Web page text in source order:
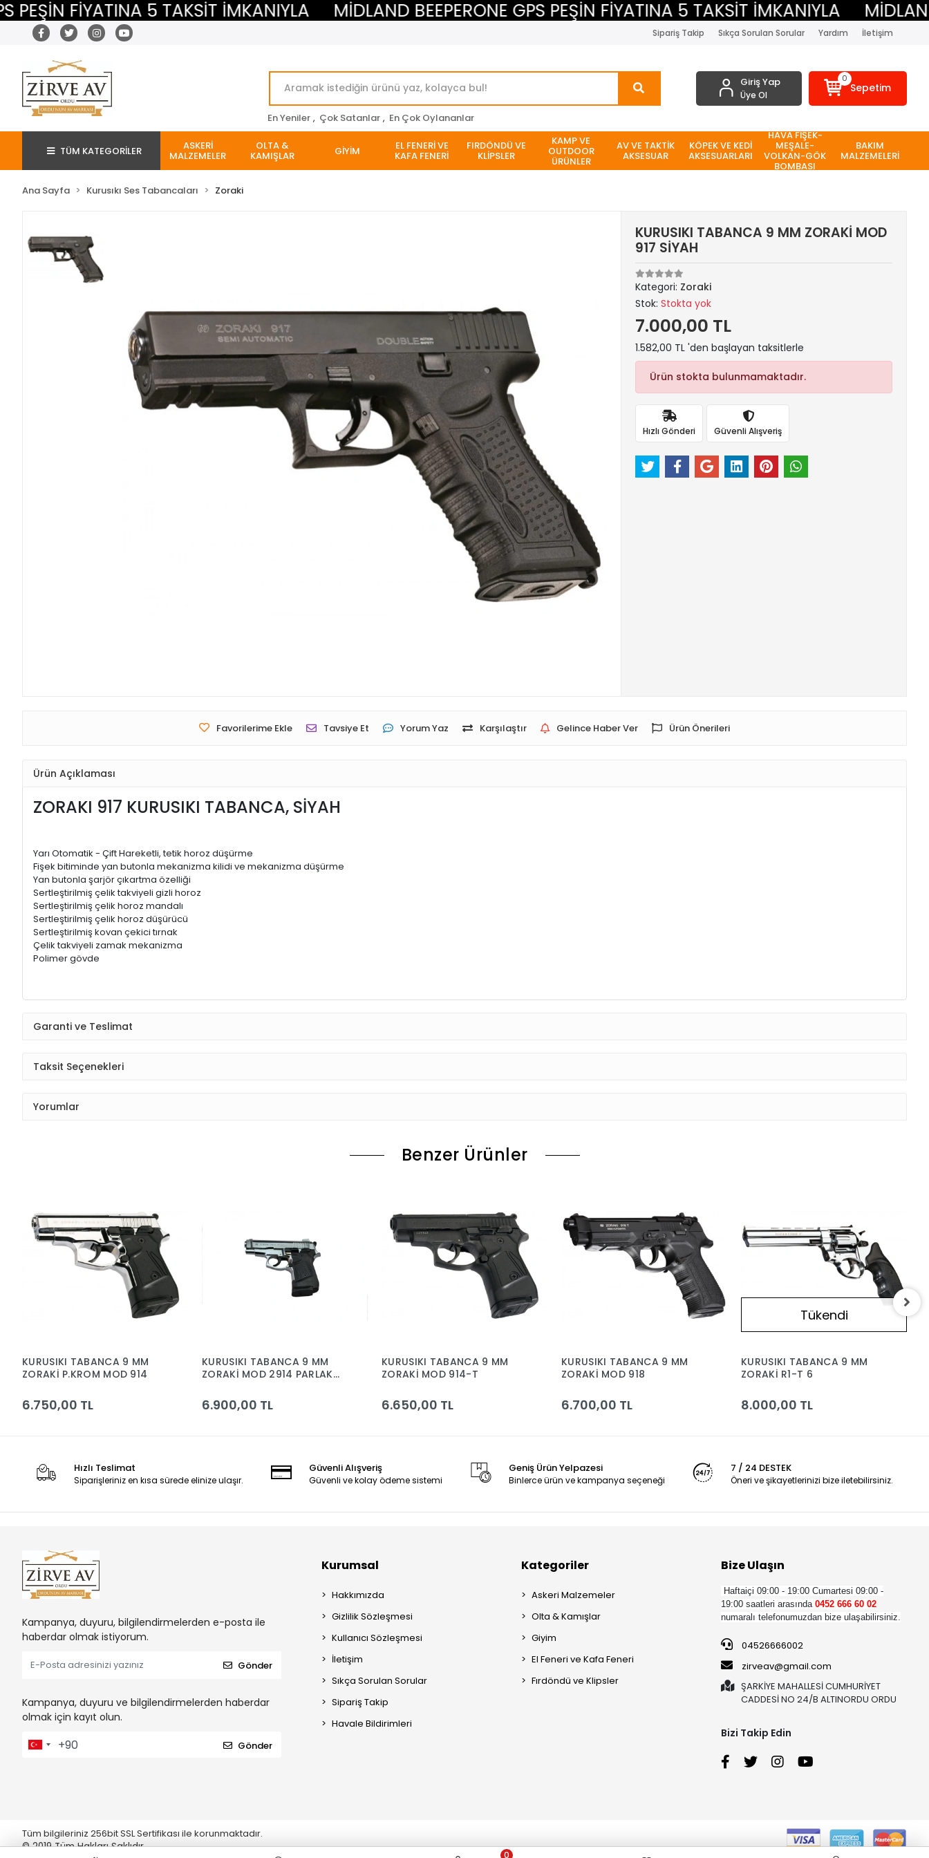
FİYATINA 5 TAKSİT İMKANIYLA MİDLAND BEEPERONE GPS PEŞİN FİYATINA 5 TAKSİT İMKANIYLA MİDLAND
Sipariş Takip Sıkça Sorulan Sorular Yardım İletişim
En Yeniler , Çok Satanlar , En Çok Oylananlar
Giriş Yap
Üye Ol
0
Sepetim
TÜM KATEGORİLER ASKERİ
MALZEMELER
OLTA &
KAMIŞLAR GİYİM EL FENERİ VE
KAFA FENERİ
FIRDÖNDÜ VE
KLİPSLER
KAMP VE
OUTDOOR
ÜRÜNLER
AV VE TAKTİK
AKSESUAR
KÖPEK VE KEDİ
AKSESUARLARI
HAVA FİŞEK-
MEŞALE-
VOLKAN-GÖK
BOMBASI
BAKIM
MALZEMELERİ
Ana Sayfa Kurusıkı Ses Tabancaları Zoraki
KURUSIKI TABANCA 9 MM ZORAKİ MOD
917 SİYAH
Kategori: Zoraki
Stok:Stokta yok
7.000,00 TL
1.582,00 TL 'den başlayan taksitlerle
Ürün stokta bulunmamaktadır.
Hızlı Gönderi Güvenli Alışveriş
Favorilerime Ekle Tavsiye Et Yorum Yaz Karşılaştır Gelince Haber Ver Ürün Önerileri
Ürün Açıklaması
ZORAKI 917 KURUSIKI TABANCA, SİYAH
Yarı Otomatik - Çift Hareketli, tetik horoz düşürme
Fişek bitiminde yan butonla mekanizma kilidi ve mekanizma düşürme
Yan butonla şarjör çıkartma özelliği
Sertleştirilmiş çelik takviyeli gizli horoz
Sertleştirilmiş çelik horoz mandalı
Sertleştirilmiş çelik horoz düşürücü
Sertleştirilmiş kovan çekici tırnak
Çelik takviyeli zamak mekanizma
Polimer gövde
Garanti ve Teslimat
Taksit Seçenekleri
Yorumlar
Benzer Ürünler
KURUSIKI TABANCA 9 MM
ZORAKİ P.KROM MOD 914
6.750,00 TL
KURUSIKI TABANCA 9 MM
ZORAKİ MOD 2914 PARLAK
6.900,00 TL
KURUSIKI TABANCA 9 MM
ZORAKİ MOD 914-T
6.650,00 TL
KURUSIKI TABANCA 9 MM
ZORAKİ MOD 918
6.700,00 TL
Tükendi
KURUSIKI TABANCA 9 MM
ZORAKİ R1-T 6
8.000,00 TL
Hızlı Teslimat
Siparişleriniz en kısa sürede elinize ulaşır.
Güvenli Alışveriş
Güvenli ve kolay ödeme sistemi
Geniş Ürün Yelpazesi
Binlerce ürün ve kampanya seçeneği
7 / 24 DESTEK
Öneri ve şikayetlerinizi bize iletebilirsiniz.
Kampanya, duyuru, bilgilendirmelerden e-posta ile
haberdar olmak istiyorum.
Gönder
Kampanya, duyuru ve bilgilendirmelerden haberdar
olmak için kayıt olun.
Gönder
Kurumsal
Hakkımızda
Gizlilik Sözleşmesi
Kullanıcı Sözleşmesi
İletişim
Sıkça Sorulan Sorular
Sipariş Takip
Havale Bildirimleri
Kategoriler
Askeri Malzemeler
Olta & Kamışlar
Giyim
El Feneri ve Kafa Feneri
Fırdöndü ve Klipsler
Bize Ulaşın
Haftaiçi 09:00 - 19:00Cumartesi 09:00 -
19:00 saatleri arasında0452 666 60 02
numaralı telefonumuzdan bize ulaşabilirsiniz.
04526666002
zirveav@gmail.com
ŞARKİYE MAHALLESİ CUMHURİYET
CADDESİ NO 24/B ALTINORDU ORDU
Bizi Takip Edin
Tüm bilgileriniz 256bit SSL Sertifikası ile korunmaktadır.
© 2019Tüm Hakları Saklıdır
0